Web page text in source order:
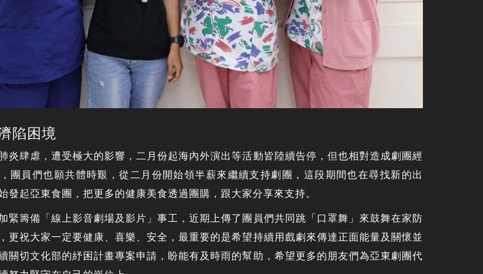
陷困境
炎肆虐，遭受極大的影響，二月份起海內外演出等活動皆陸續告停，但也相對造成劇團經
團員們也願共體時艱，從二月份開始領半薪來繼續支持劇團，這段期間也在尋找新的出
發起亞東食團，把更多的健康美食透過團購，跟大家分享來支持。
緊籌備「線上影音劇場及影片」事工，近期上傳了團員們共同跳「口罩舞」來鼓舞在家防
更祝大家一定要健康、喜樂、安全，最重要的是希望持續用戲劇來傳達正面能量及關懷並
關切文化部的紓困計畫專案申請，盼能有及時雨的幫助，希望更多的朋友們為亞東劇團代